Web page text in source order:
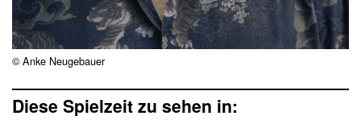
© Anke Neugebauer
Diese Spielzeit zu sehen in: